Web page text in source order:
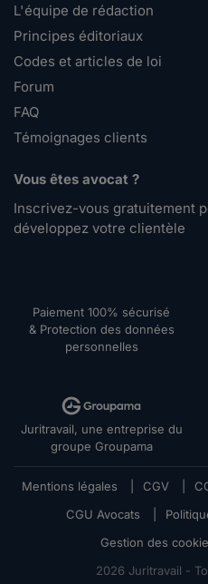
L'équipe de rédaction
Principes éditoriaux
Codes et articles de loi
Forum
FAQ
Témoignages clients
Vous êtes avocat ?
Inscrivez-vous gratuitement
développez votre clientèle
Paiement 100% sécurisé
& Protection des données
personnelles
Juritravail, une entreprise du
groupe Groupama
Mentions légales CGV
CGU Avocats
Gestion des
2026 Juritravail -